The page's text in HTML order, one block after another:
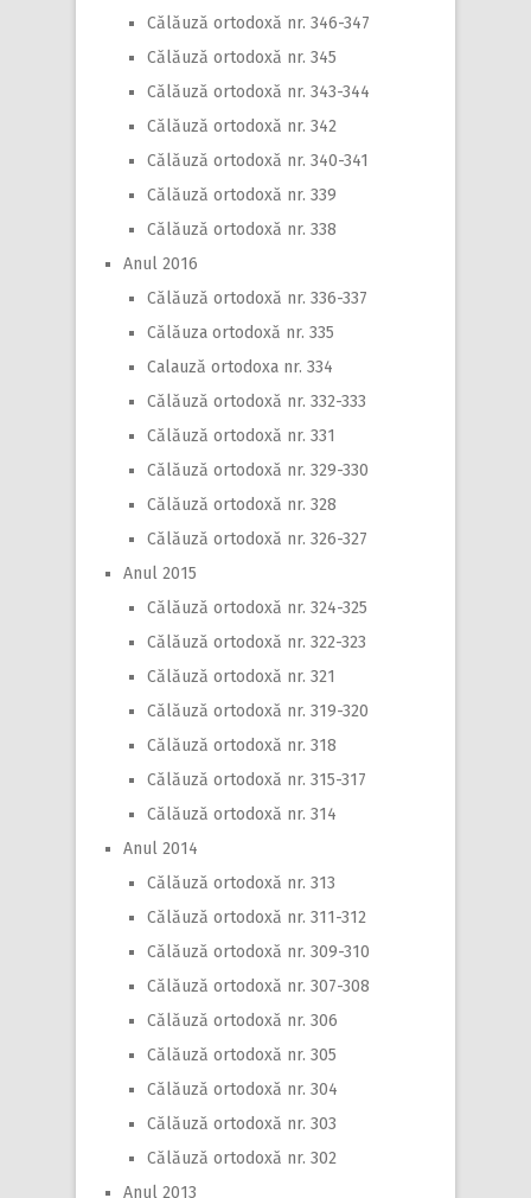
Călăuză ortodoxă nr. 346-347
Călăuză ortodoxă nr. 345
Călăuză ortodoxă nr. 343-344
Călăuză ortodoxă nr. 342
Călăuză ortodoxă nr. 340-341
Călăuză ortodoxă nr. 339
Călăuză ortodoxă nr. 338
Anul 2016
Călăuză ortodoxă nr. 336-337
Călăuza ortodoxă nr. 335
Calauză ortodoxa nr. 334
Călăuză ortodoxă nr. 332-333
Călăuză ortodoxă nr. 331
Călăuză ortodoxă nr. 329-330
Călăuză ortodoxă nr. 328
Călăuză ortodoxă nr. 326-327
Anul 2015
Călăuză ortodoxă nr. 324-325
Călăuză ortodoxă nr. 322-323
Călăuză ortodoxă nr. 321
Călăuză ortodoxă nr. 319-320
Călăuză ortodoxă nr. 318
Călăuză ortodoxă nr. 315-317
Călăuză ortodoxă nr. 314
Anul 2014
Călăuză ortodoxă nr. 313
Călăuză ortodoxă nr. 311-312
Călăuză ortodoxă nr. 309-310
Călăuză ortodoxă nr. 307-308
Călăuză ortodoxă nr. 306
Călăuză ortodoxă nr. 305
Călăuză ortodoxă nr. 304
Călăuză ortodoxă nr. 303
Călăuză ortodoxă nr. 302
Anul 2013